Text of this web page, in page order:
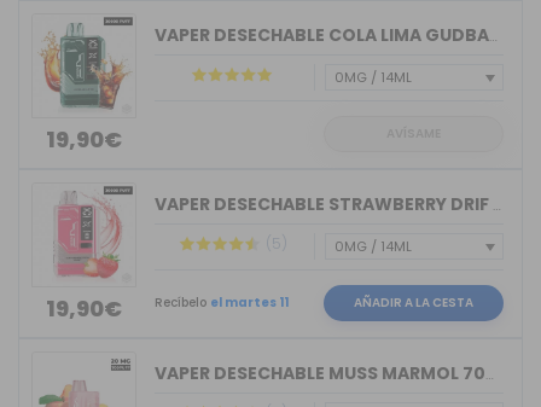
19,90€
VAPER DESECHABLE COLA LIMA GUDBAR X-U...
19,90€
VAPER DESECHABLE STRAWBERRY DRIF GUDB...
(5)
Recíbelo el martes 11 AÑADIR A LA CESTA
VAPER DESECHABLE MUSS MARMOL 700 TRIP...